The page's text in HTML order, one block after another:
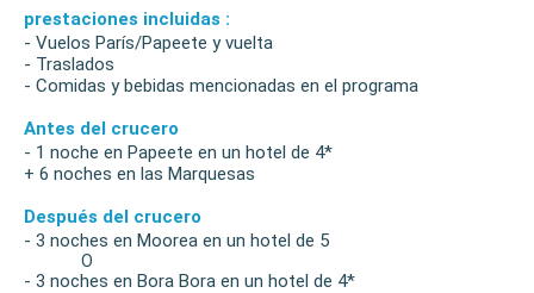
prestaciones incluidas :
- Vuelos París/Papeete y vuelta
- Traslados
- Comidas y bebidas mencionadas en el programa
Antes del crucero
- 1 noche en Papeete en un hotel de 4*
+ 6 noches en las Marquesas
Después del crucero
- 3 noches en Moorea en un hotel de 5
O
- 3 noches en Bora Bora en un hotel de 4*